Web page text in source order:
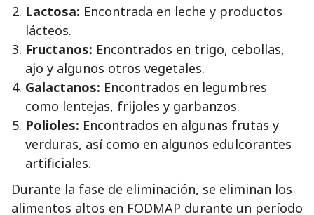
Lactosa: Encontrada en leche y productos
lácteos.
Fructanos: Encontrados en trigo, cebollas,
ajo y algunos otros vegetales.
Galactanos: Encontrados en legumbres
como lentejas, frijoles y garbanzos.
Polioles: Encontrados en algunas frutas y
verduras, así como en algunos edulcorantes
artificiales.
Durante la fase de eliminación, se eliminan los
alimentos altos en FODMAP durante un período